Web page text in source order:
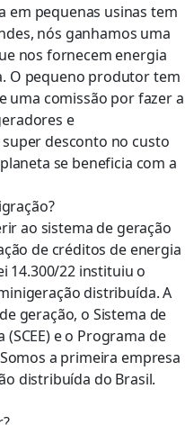
em pequenas usinas tem
nós ganhamos uma
nos fornecem energia
O pequeno produtor tem
uma comissão por fazer a
e
desconto no custo
se beneficia com a
ao sistema de geração
de créditos de energia
14.300/22 instituiu o
distribuída. A
geração, o Sistema de
e o Programa de
Somos a primeira empresa
distribuída do Brasil.